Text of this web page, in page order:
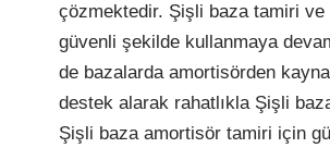
çözmektedir. Şişli baza tamiri ve
güvenli şekilde kullanmaya
de bazalarda amortisörden
destek alarak rahatlıkla Şişli
Şişli baza amortisör tamiri için